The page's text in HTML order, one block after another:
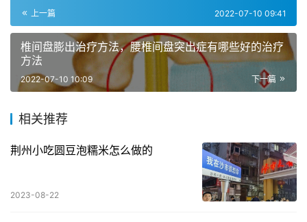
上一篇 2022-07-10 09:41
椎间盘膨出治疗方法，腰椎间盘突出症有哪些好的治疗
方法
下一篇
2022-07-10 10:09
相关推荐
荆州小吃圆豆泡糯米怎么做的
2023-08-22